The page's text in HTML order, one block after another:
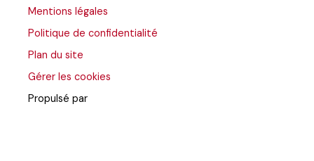
Mentions légales
Politique de confidentialité
Plan du site
Gérer les cookies
Propulsé par